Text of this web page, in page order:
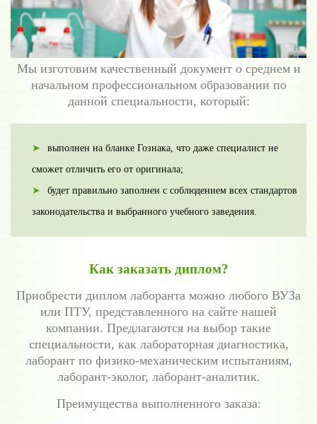
Мы изготовим качественный документ о среднем и
начальном профессиональном образовании по
данной специальности, который:
выполнен на бланке Гознака, что даже специалист не
сможет отличить его от оригинала;
будет правильно заполнен с соблюдением всех стандартов
законодательства и выбранного учебного заведения.
Как заказать диплом?
Приобрести диплом лаборанта можно любого ВУЗа
или ПТУ, представленного на сайте нашей
компании. Предлагаются на выбор такие
специальности, как лабораторная диагностика,
лаборант по физико-механическим испытаниям,
лаборант-эколог, лаборант-аналитик.
Преимущества выполненного заказа: